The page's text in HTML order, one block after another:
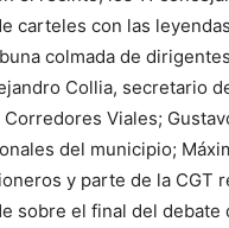
carteles con las
colmada de
Collia, secretario
Viales;
del municipio;
y parte de la CGT
sobre el final del debate